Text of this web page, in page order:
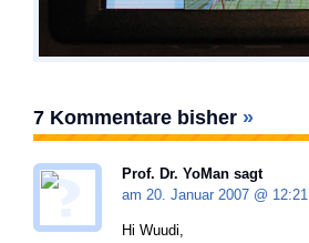
7 Kommentare bisher »
Prof. Dr. YoMan sagt
am 20. Januar 2007 @ 12:21
Hi Wuudi,